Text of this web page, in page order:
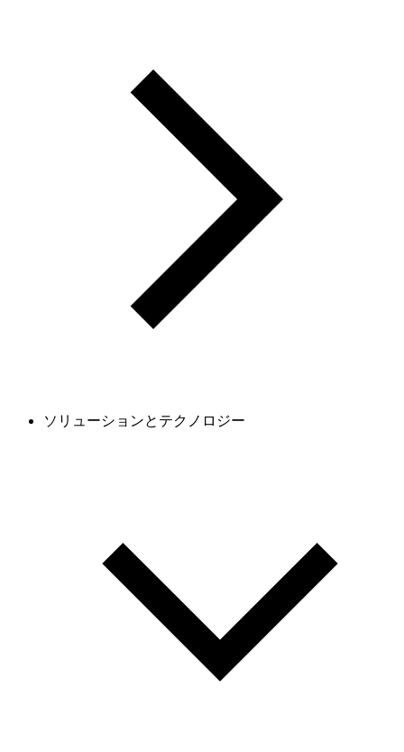
ソリューションとテクノロジー